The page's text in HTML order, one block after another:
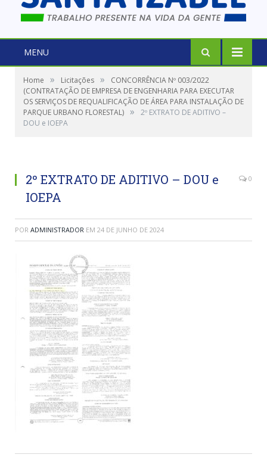
MENU
Home » Licitações »
CONCORRÊNCIA Nº 003/2022
(CONTRATAÇÃO DE EMPRESA DE ENGENHARIA PARA EXECUTAR
OS SERVIÇOS DE REQUALIFICAÇÃO DE ÁREA PARA INSTALAÇÃO DE
PARQUE URBANO FLORESTAL) »
2º EXTRATO DE ADITIVO –
DOU e IOEPA
2º EXTRATO DE ADITIVO – DOU e
IOEPA
0
POR ADMINISTRADOR EM 24 DE JUNHO DE 2024